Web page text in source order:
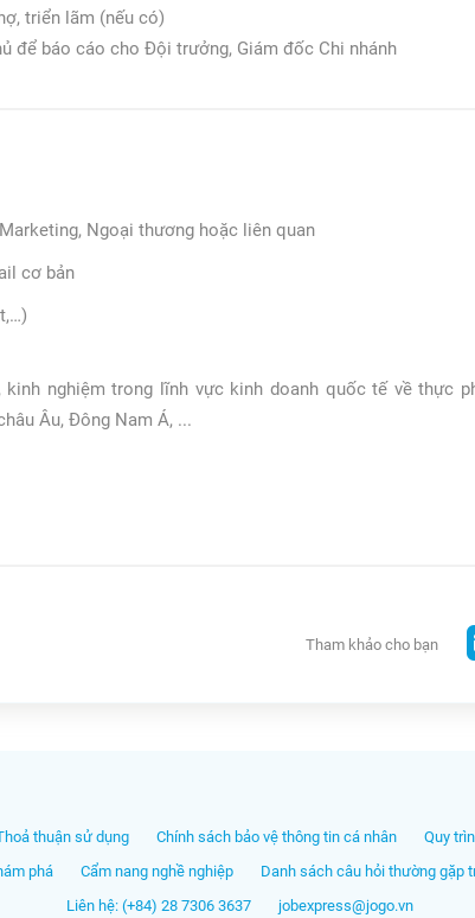
triển lãm (nếu có)
để báo cáo cho Đội trưởng, Giám đốc Chi nhánh
Ngoại thương hoặc liên quan
cơ bản
nghiệm trong lĩnh vực kinh doanh quốc tế về thực
Âu, Đông Nam Á, ...
Tham khảo cho bạn
thuận sử dụng Chính sách bảo vệ thông tin cá nhân Quy
phá Cẩm nang nghề nghiệp
Danh sách câu hỏi thường gặp
Liên hệ: (+84) 28 7306 3637
jobexpress@jogo.vn